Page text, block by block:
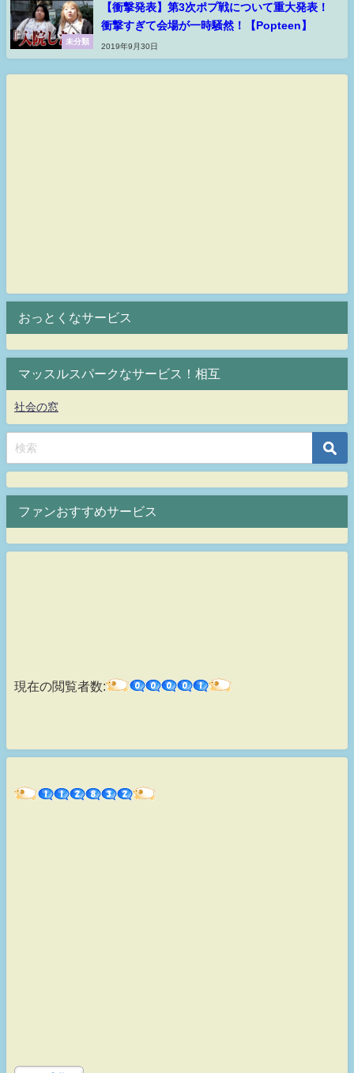
未分類
【衝撃発表】第3次ポプ戦について重大発表！
衝撃すぎて会場が一時騒然！【Popteen】
2019年9月30日
おっとくなサービス
マッスルスパークなサービス！相互
社会の窓
ファンおすすめサービス
現在の閲覧者数: